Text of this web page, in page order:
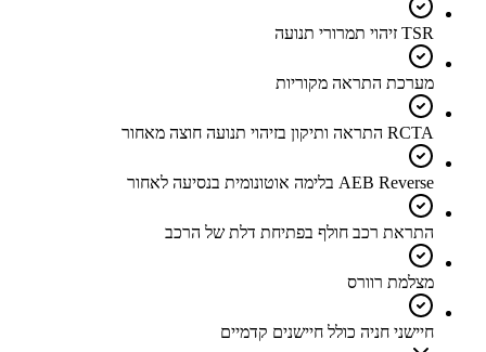
TSR זיהוי תמרורי תנועה
מערכת התראה מקוריות
RCTA התראה ותיקון בזיהוי תנועה חוצה מאחור
AEB Reverse בלימה אוטונומית בנסיעה לאחור
התראת רכב חולף בפתיחת דלת של הרכב
מצלמת רוורס
חיישני חניה כולל חיישנים קדמיים